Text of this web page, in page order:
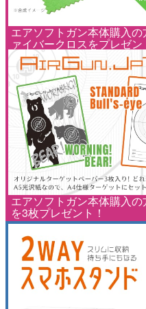
エアソフトガン本体購入
ァイバークロスをプレゼン
エアソフトガン本体購入
を3枚プレゼント！